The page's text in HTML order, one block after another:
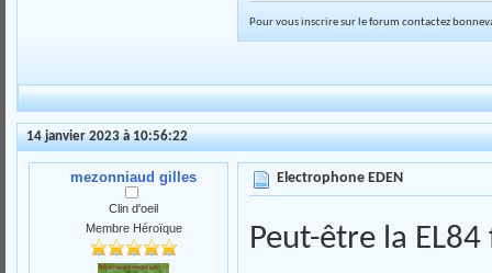
Pour vous inscrire sur le forum contactez
14 janvier 2023 à 10:56:22
mezonniaud gilles
Clin d'oeil
Membre Héroïque
Electrophone EDEN
Peut-être la